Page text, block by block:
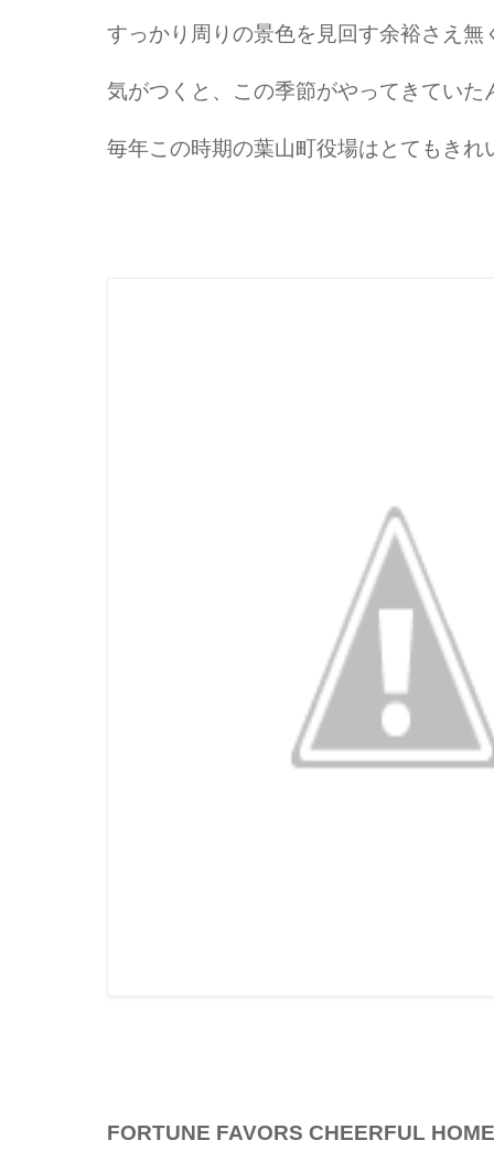
すっかり周りの景色を見回す余裕さえ無
気がつくと、この季節がやってきていた
毎年この時期の葉山町役場はとてもき
FORTUNE FAVORS CHEERFUL